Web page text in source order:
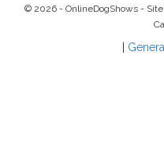
© 2026 - OnlineDogShows -